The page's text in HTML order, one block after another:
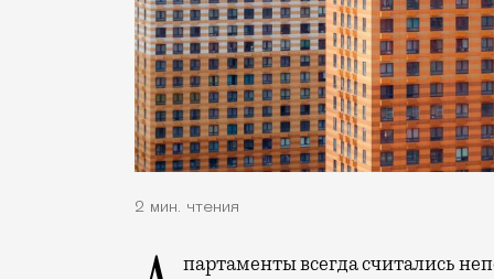
2 мин. чтения